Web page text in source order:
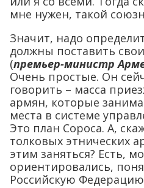
мне нужен, такой
Значит, надо
должны поставить
(премьер-министр
Очень простые. Он
говорить – масса
армян, которые
места в системе
Это план Сороса. А,
толковых этнических
этим заняться? Есть,
ориентировались,
Российскую